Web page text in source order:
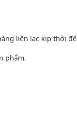
liên lạc kịp thời để
phẩm.